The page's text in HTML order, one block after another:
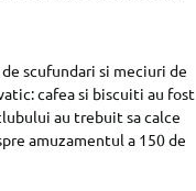
scufundari si meciuri de
cafea si biscuiti au fost
au trebuit sa calce
amuzamentul a 150 de